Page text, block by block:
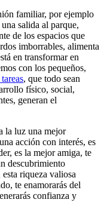
familiar, por ejemplo
salida al parque,
de los espacios que
imborrables, alimenta
en transformar en
con los pequeños,
, que todo sean
físico, social,
generan el
la luz una mejor
acción con interés, es
es la mejor amiga, te
descubrimiento
riqueza valiosa
te enamorarás del
confianza y